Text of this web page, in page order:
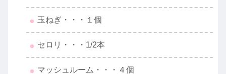
玉ねぎ・・・１個
セロリ・・・1/2本
マッシュルーム・・・４個